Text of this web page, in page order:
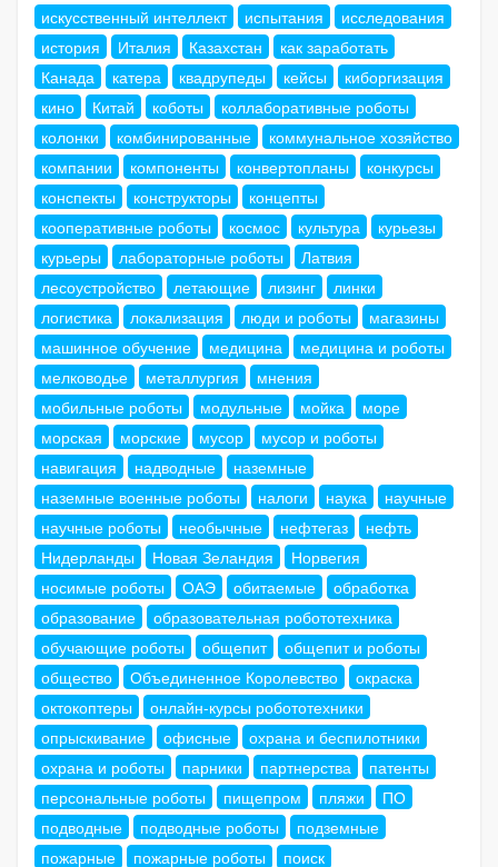
искусственный интеллект
испытания
исследования
история
Италия Казахстан
как заработать
Канада
катера квадрупеды кейсы
киборгизация
кино
Китай коботы
коллаборативные роботы
колонки
комбинированные
коммунальное хозяйство
компании
компоненты конвертопланы
конкурсы
конспекты
конструкторы
концепты
кооперативные роботы
космос культура
курьезы
курьеры
лабораторные роботы
Латвия
лесоустройство
летающие лизинг
линки
логистика
локализация люди и роботы
магазины
машинное обучение
медицина
медицина и роботы
мелководье
металлургия
мнения
мобильные роботы
модульные мойка
море
морская
морские мусор
мусор и роботы
навигация
надводные
наземные
наземные военные роботы
налоги наука
научные
научные роботы
необычные нефтегаз
нефть
Нидерланды
Новая Зеландия
Норвегия
носимые роботы
ОАЭ обитаемые
обработка
образование
образовательная робототехника
обучающие роботы
общепит
общепит и роботы
общество
Объединенное Королевство
окраска
октокоптеры
онлайн-курсы робототехники
опрыскивание
офисные
охрана и беспилотники
охрана и роботы
парники партнерства
патенты
персональные роботы
пищепром пляжи
ПО
подводные
подводные роботы
подземные
пожарные
пожарные роботы
поиск